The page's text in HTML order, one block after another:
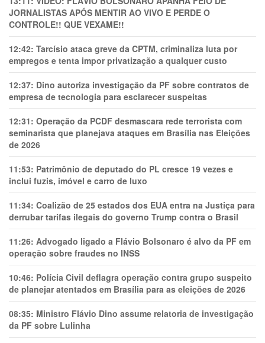
JORNALISTAS APÓS MENTIR AO VIVO E PERDE O
CONTROLE!! QUE VEXAME!!
12:42: Tarcísio ataca greve da CPTM, criminaliza luta por
empregos e tenta impor privatização a qualquer custo
12:37: Dino autoriza investigação da PF sobre contratos de
empresa de tecnologia para esclarecer suspeitas
12:31: Operação da PCDF desmascara rede terrorista com
seminarista que planejava ataques em Brasília nas Eleições
de 2026
11:53: Patrimônio de deputado do PL cresce 19 vezes e
inclui fuzis, imóvel e carro de luxo
11:34: Coalizão de 25 estados dos EUA entra na Justiça para
derrubar tarifas ilegais do governo Trump contra o Brasil
11:26: Advogado ligado a Flávio Bolsonaro é alvo da PF em
operação sobre fraudes no INSS
10:46: Polícia Civil deflagra operação contra grupo suspeito
de planejar atentados em Brasília para as eleições de 2026
08:35: Ministro Flávio Dino assume relatoria de investigação
da PF sobre Lulinha